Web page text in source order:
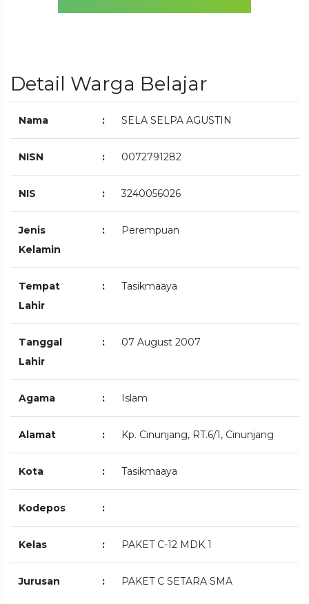
Detail Warga Belajar
Nama : SELA SELPA AGUSTIN
NISN : 0072791282
NIS : 3240056026
Jenis
Kelamin
: Perempuan
Tempat
Lahir
: Tasikmaaya
Tanggal
Lahir
: 07 August 2007
Agama : Islam
Alamat : Kp. Cinunjang, RT.6/1, Cinunjang
Kota : Tasikmaaya
Kodepos :
Kelas : PAKET C-12 MDK 1
Jurusan : PAKET C SETARA SMA